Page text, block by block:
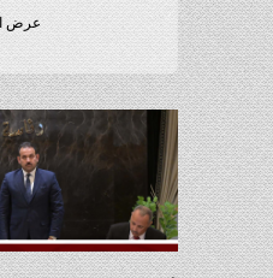
عرض النتائج